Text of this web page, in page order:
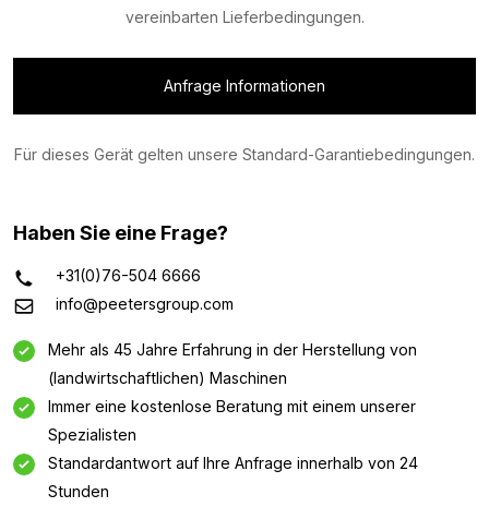
vereinbarten Lieferbedingungen.
Anfrage Informationen
Für dieses Gerät gelten unsere Standard-Garantiebedingungen.
Haben Sie eine Frage?
+31(0)76-504 6666
info@peetersgroup.com
Mehr als 45 Jahre Erfahrung in der Herstellung von
(landwirtschaftlichen) Maschinen
Immer eine kostenlose Beratung mit einem unserer
Spezialisten
Standardantwort auf Ihre Anfrage innerhalb von 24
Stunden